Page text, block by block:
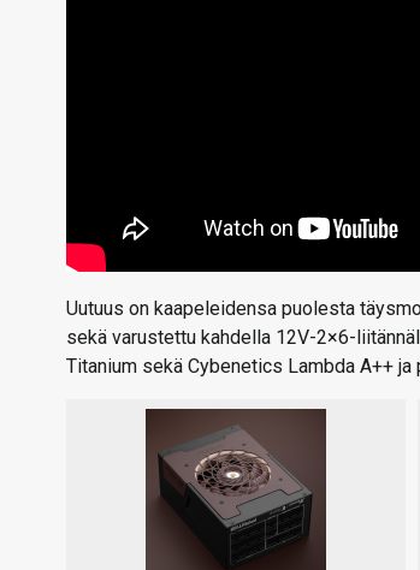
Uutuus on kaapeleidensa puolesta
sekä varustettu kahdella 12V-2×6-
Titanium sekä Cybenetics Lambda A++ ja